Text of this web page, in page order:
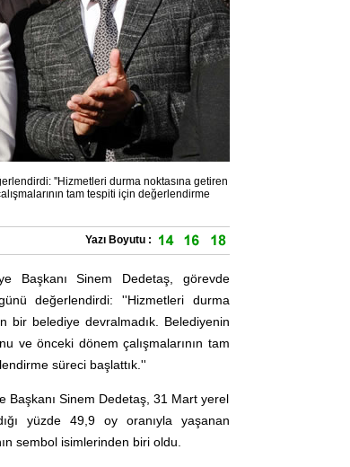
''Hizmetleri durma noktasına getiren
tam tespiti için değerlendirme
Yazı Boyutu :
Başkanı Sinem Dedetaş, görevde
değerlendirdi: ''Hizmetleri durma
bir belediye devralmadık. Belediyenin
ve önceki dönem çalışmalarının tam
süreci başlattık.''
Başkanı Sinem Dedetaş, 31 Mart yerel
yüzde 49,9 oy oranıyla yaşanan
sembol isimlerinden biri oldu.